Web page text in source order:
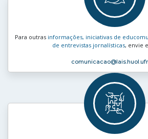
Para outras informações, iniciativas de
de entrevistas jornalísticas, envie
comunicacao